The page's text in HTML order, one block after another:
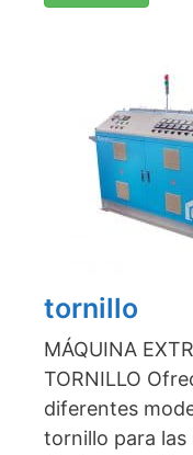
tornillo
MÁQUINA
TORNILLO
diferentes
tornillo para las